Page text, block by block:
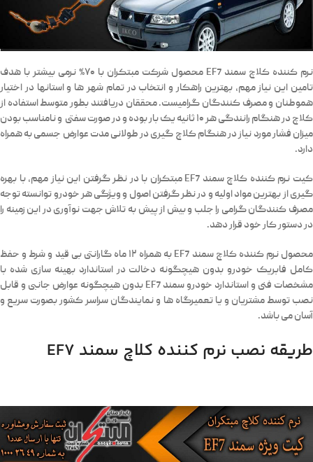
نرم کننده کلاچ سمند EF7 محصول شرکت مبتکران با ۷۰% نرمی بیشتر
با هدف
تامین این نیاز مهم، بهترین راهکار و انتخاب در تمام شهر ها و استانها در اختیار
هموطنان و مصرف کنندگان گرامیست. محققان دریافتند بطور متوسط استفاده از
کلاچ در هنگام رانندگی هر ۱۰ ثانیه یک بار بوده و در صورت سفتی و نامناسب بودن
میزان فشار مورد نیاز در هنگام کلاچ گیری در طولانی مدت عوارض جسمی به همراه
دارد.
کیت نرم کننده کلاچ سمند EF7 مبتکران با در نظر گرفتن این نیاز مهم، با بهره
گیری از بهترین مواد اولیه و در نظر گرفتن اصول و ویژگی هر خودرو توانسته توجه
مصرف کنندگان گرامی را جلب و بیش از پیش به تلاش جهت نوآوری در این زمینه را
در دستور کار خود قرار دهد.
محصولنرم کننده کلاچ سمند EF7
به همراه ۱۲ ماه گارانتی بی قید و شرط و حفظ
کامل فابریک خودرو بدون هیچگونه دخالت در استاندارد بهینه سازی شده با
مشخصات فنی و استاندارد خودرو سمند EF7 بدون هیچگونه عوارض جانبی و قابل
نصب توسط مشتریان و یا تعمیرگاه ها و نمایندگان سراسر کشور بصورت سریع و
آسان می باشد.
طریقه نصب نرم کننده کلاچ سمند EF7